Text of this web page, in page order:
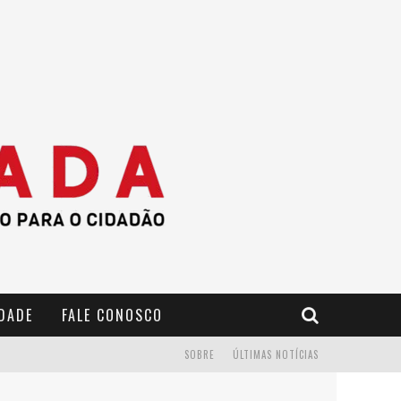
FALE CONOSCO
ÚLTIMAS NOTÍCIAS
SOBRE